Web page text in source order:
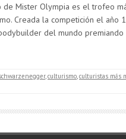
de Mister Olympia es el trofeo
Creada la competición el año
del mundo
,culturismo,culturistas más